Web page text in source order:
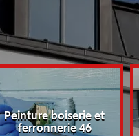
Peinture boiserie et
ferronnerie 46